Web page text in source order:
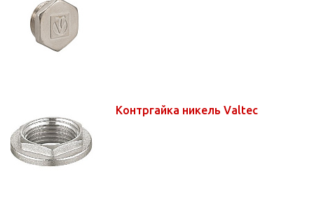
Контргайка никель Valtec